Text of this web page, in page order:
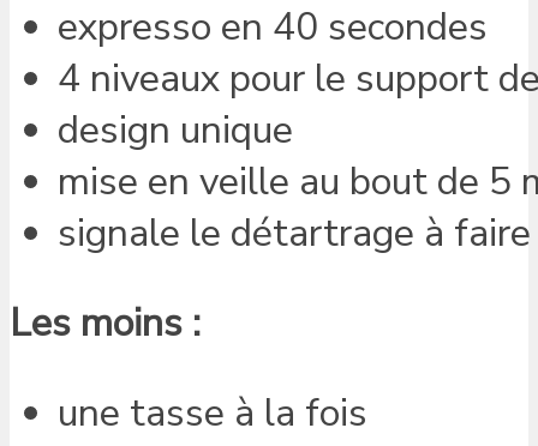
expresso en 40 secondes
4 niveaux pour le support
design unique
mise en veille au bout de 5
signale le détartrage à faire
Les moins :
une tasse à la fois